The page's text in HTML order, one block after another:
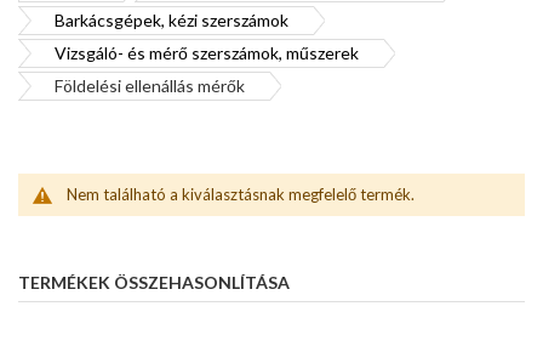
Barkácsgépek, kézi szerszámok
Vizsgáló- és mérő szerszámok, műszerek
Földelési ellenállás mérők
Nem található a kiválasztásnak megfelelő termék.
TERMÉKEK ÖSSZEHASONLÍTÁSA